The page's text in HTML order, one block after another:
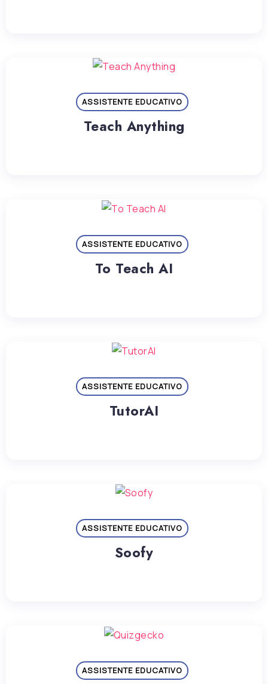
ASSISTENTE EDUCATIVO
Teach Anything
ASSISTENTE EDUCATIVO
To Teach AI
ASSISTENTE EDUCATIVO
TutorAI
ASSISTENTE EDUCATIVO
Soofy
ASSISTENTE EDUCATIVO